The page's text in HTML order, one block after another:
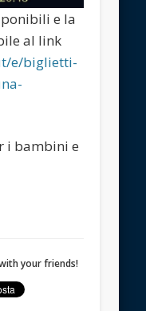
e la
al link
e/biglietti-
i bambini e
your friends!